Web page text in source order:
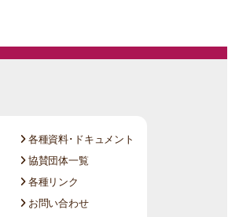
各種資料･ドキュメント
協賛団体一覧
各種リンク
お問い合わせ